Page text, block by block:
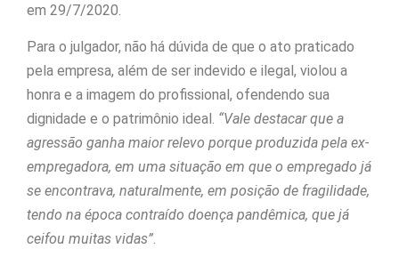
em 29/7/2020.
Para o julgador, não há dúvida de que o ato praticado
pela empresa, além de ser indevido e ilegal, violou a
honra e a imagem do profissional, ofendendo sua
dignidade e o patrimônio ideal. “Vale destacar que a
agressão ganha maior relevo porque produzida pela ex-
empregadora, em uma situação em que o empregado já
se encontrava, naturalmente, em posição de fragilidade,
tendo na época contraído doença pandêmica, que já
ceifou muitas vidas”.